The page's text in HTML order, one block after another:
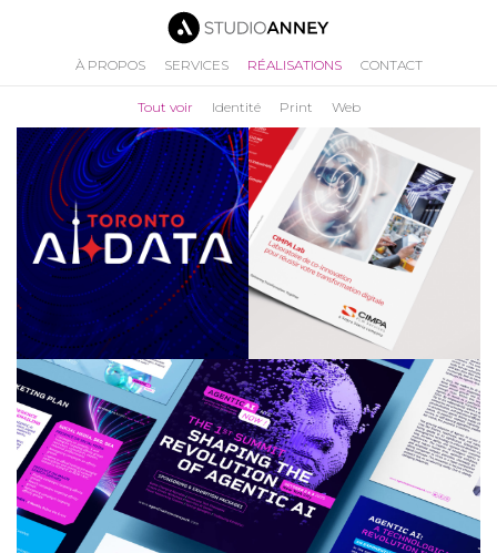
À PROPOS SERVICES RÉALISATIONS CONTACT
Tout voir Identité Print Web